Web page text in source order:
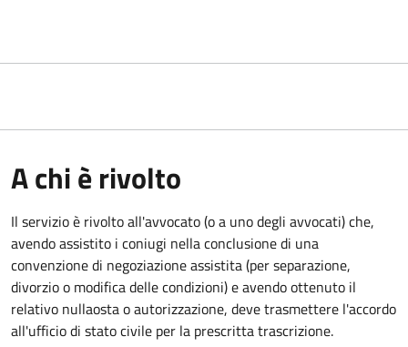
A chi è rivolto
Il servizio è rivolto all'avvocato (o a uno degli avvocati) che,
avendo assistito i coniugi nella conclusione di una
convenzione di negoziazione assistita (per separazione,
divorzio o modifica delle condizioni) e avendo ottenuto il
relativo nullaosta o autorizzazione, deve trasmettere l'accordo
all'ufficio di stato civile per la prescritta trascrizione.